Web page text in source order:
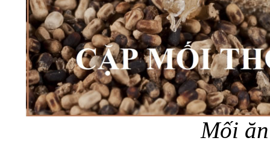
Mối ăn sâu